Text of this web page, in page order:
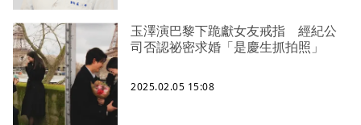
玉澤演巴黎下跪獻女友戒指 經紀公
司否認祕密求婚「是慶生抓拍照」
2025.02.05 15:08